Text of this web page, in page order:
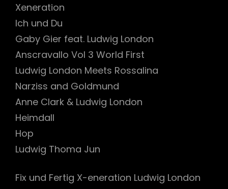
Xeneration
Ich und Du
Gaby Gier feat. Ludwig London
Anscravallo Vol 3 World First
Ludwig London Meets Rossalina
Narziss and Goldmund
Anne Clark & Ludwig London
Heimdall
Hop
Ludwig Thoma Jun
Fix und Fertig X-eneration Ludwig London